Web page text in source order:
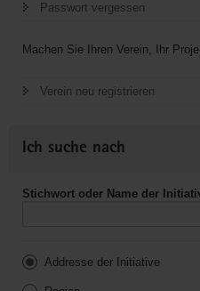
Passwort vergessen
Machen Sie Ihren Verein, Ihr
Verein neu registrieren
Ich suche nach
Stichwort oder Name der
Addresse der Initiative